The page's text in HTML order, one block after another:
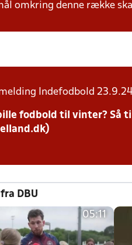
omkring denne række
Indefodbold
fodbold til vinter? Så
DBU
05:11